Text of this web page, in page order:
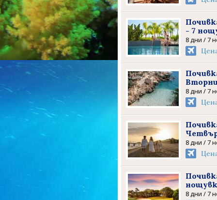
- 7
8 дни / 7
8 дни / 7
8 дни / 7
8 дни / 7